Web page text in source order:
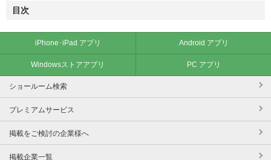
目次
iPhone･iPad アプリ Android アプリ
Windowsストアアプリ PC アプリ
ショールーム検索
プレミアムサービス
掲載をご検討の企業様へ
掲載企業一覧